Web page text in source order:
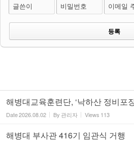
글쓴이 비밀번호 이메일
해병대교육훈련단, ‘낙하산 정비포
Date2026.08.02 By 관리자 Views 113
해병대 부사관 416기 임관식 거행